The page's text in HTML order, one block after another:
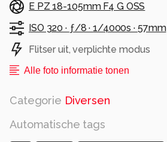
E PZ 18-105mm F4 G OSS
ISO 320 · ƒ/8 ·1/4000s · 57mm
Flitser uit, verplichte modus
Alle foto informatie tonen
Categorie Diversen
Automatische tags